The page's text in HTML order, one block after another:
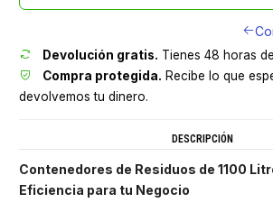
Devolución gratis. Tienes 48 horas
Compra protegida. Recibe lo que
devolvemos tu dinero.
DESCRIPCIÓN
Contenedores de Residuos de 1100
Eficiencia para tu Negocio